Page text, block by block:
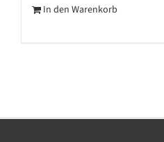
In den Warenkorb